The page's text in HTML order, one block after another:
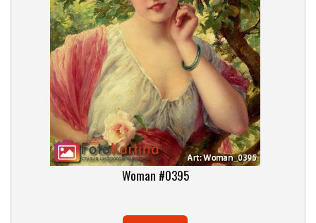
Woman #0395